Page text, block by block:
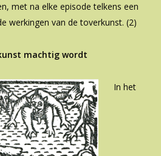
met na elke episode telkens een
werkingen van de toverkunst. (2)
machtig wordt
In het